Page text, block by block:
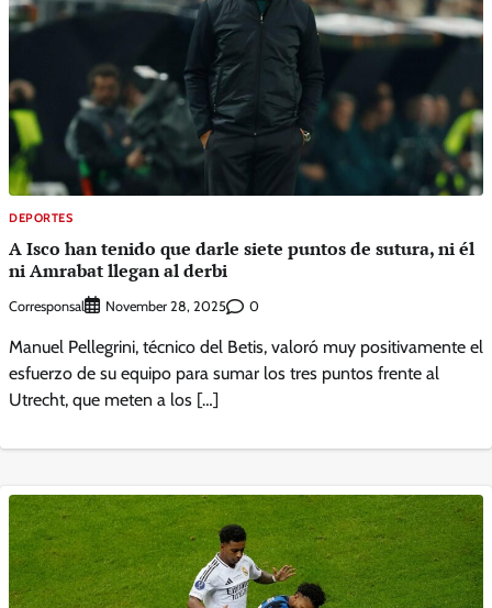
DEPORTES
A Isco han tenido que darle siete puntos de sutura, ni él
ni Amrabat llegan al derbi
Corresponsal November 28, 2025 0
Manuel Pellegrini, técnico del Betis, valoró muy positivamente el
esfuerzo de su equipo para sumar los tres puntos frente al
Utrecht, que meten a los […]